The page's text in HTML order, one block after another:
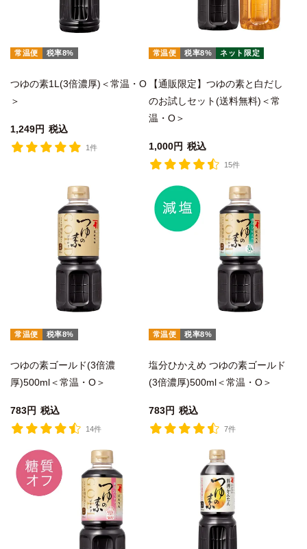
常温便 税率8%
つゆの素1L(3倍濃厚)＜常温・O
＞
1,249 税込
1件
常温便 税率8% ネット限定
【通販限定】つゆの素と白だし
のお試しセット(送料無料)＜常
温・O＞
1,000 税込
15件
常温便 税率8%
つゆの素ゴールド(3倍濃
厚)500ml＜常温・O＞
783 税込
14件
常温便 税率8%
塩分ひかえめ つゆの素ゴールド
(3倍濃厚)500ml＜常温・O＞
783 税込
7件